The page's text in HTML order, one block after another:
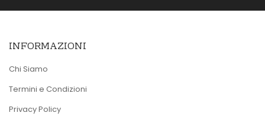
INFORMAZIONI
Chi Siamo
Termini e Condizioni
Privacy Policy